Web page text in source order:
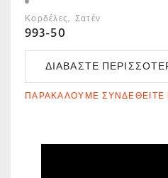
Κορδέλες Σατέν
993-50
ΔΙΑΒΆΣΤΕ
ΠΑΡΑΚΑΛΟΎΜΕ ΣΥΝΔΕΘΕΊΤΕ